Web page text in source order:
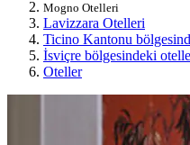
Mogno Otelleri
Lavizzara Otelleri
Ticino Kantonu
İsviçre bölgesindeki
Oteller